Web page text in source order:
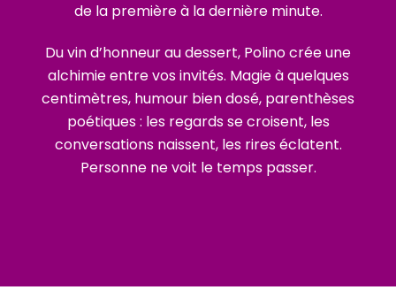
de la première à la dernière minute.
Du vin d’honneur au dessert, Polino crée une
alchimie entre vos invités. Magie à quelques
centimètres, humour bien dosé, parenthèses
poétiques : les regards se croisent, les
conversations naissent, les rires éclatent.
Personne ne voit le temps passer.